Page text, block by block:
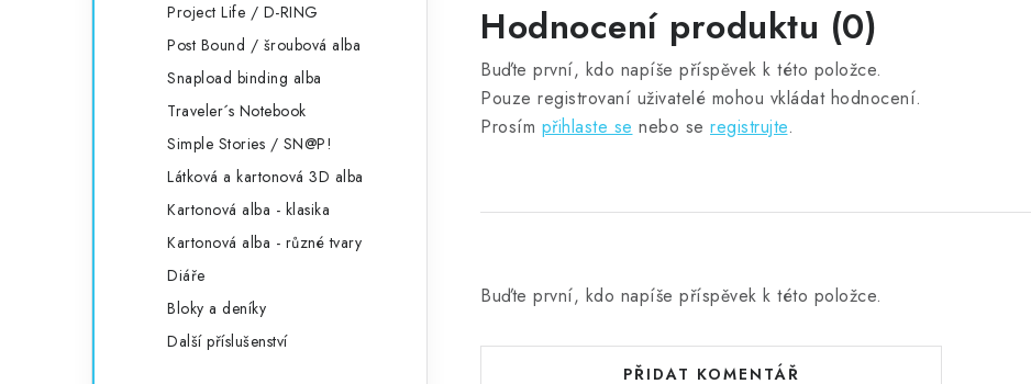
Project Life / D-RING
Post Bound / šroubová alba
Snapload binding alba
Traveler´s Notebook
Simple Stories / SN@P!
Látková a kartonová 3D alba
Kartonová alba - klasika
Kartonová alba - různé tvary
Diáře
Bloky a deníky
Další příslušenství
Hodnocení produktu (0)
Buďte první, kdo napíše příspěvek k této položce.
Pouze registrovaní uživatelé mohou vkládat hodnocení.
Prosím přihlaste se nebo se registrujte.
Buďte první, kdo napíše příspěvek k této položce.
PŘIDAT KOMENTÁŘ